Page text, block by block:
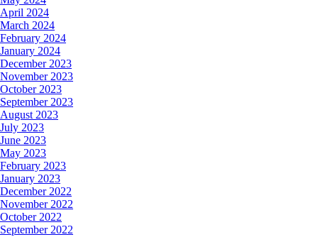
April 2024
March 2024
February 2024
January 2024
December 2023
November 2023
October 2023
September 2023
August 2023
July 2023
June 2023
May 2023
February 2023
January 2023
December 2022
November 2022
October 2022
September 2022